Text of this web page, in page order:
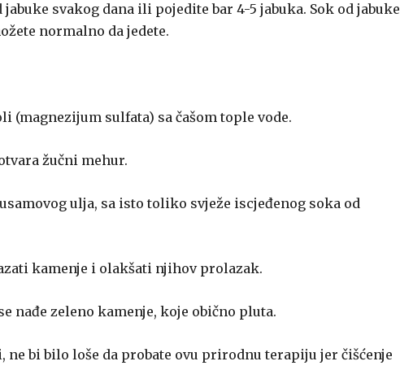
svakog dana ili pojedite bar 4-5 jabuka. Sok od jabuke
normalno da jedete.
(magnezijum sulfata) sa čašom tople vode.
žučni mehur.
ulja, sa isto toliko svježe iscjeđenog soka od
kamenje i olakšati njihov prolazak.
nađe zeleno kamenje, koje obično pluta.
ne bi bilo loše da probate ovu prirodnu terapiju jer čišćenje